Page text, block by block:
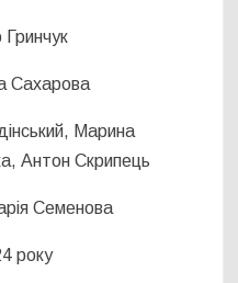
Гринчук
Сахарова
Марина
Антон Скрипець
Семенова
року